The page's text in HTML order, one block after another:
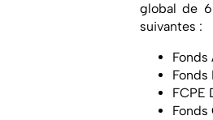
global de
suivantes :
Fonds
Fonds
FCPE
Fonds